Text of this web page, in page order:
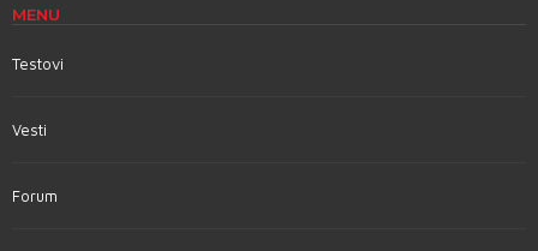
MENU
Testovi
Vesti
Forum